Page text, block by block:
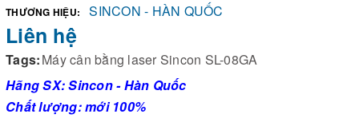
THƯƠNG HIỆU: SINCON - HÀN QUỐC
Liên hệ
Tags:Máy cân bằng laser Sincon SL-08GA
Hãng SX: Sincon - Hàn Quốc
Chất lượng: mới 100%